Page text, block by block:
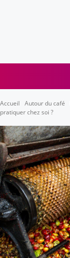
Accueil Autour du café
pratiquer chez soi ?